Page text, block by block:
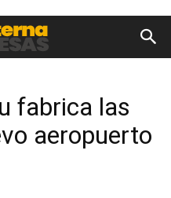
fabrica las
aeropuerto